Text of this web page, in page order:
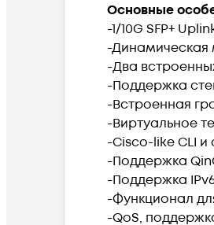
Основные
-1/10G SFP+
-Динамическая
-Два
-Поддержка
-Встроенная
-Виртуальное
-Cisco-like CLI и
-Поддержка
-Поддержка
-Функционал
-QoS,